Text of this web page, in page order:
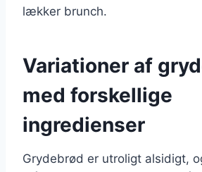
lækker brunch.
Variationer af
med forskellige
ingredienser
Grydebrød er utroligt alsidigt,